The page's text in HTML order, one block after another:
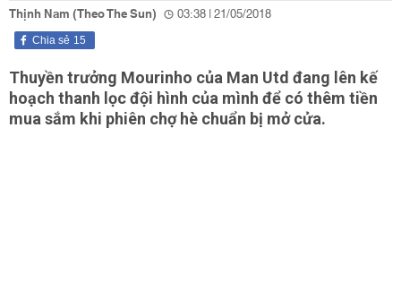
Thịnh Nam (Theo The Sun) 03:38 | 21/05/2018
15
Chia sẻ
Thuyền trưởng Mourinho của Man Utd đang lên kế
hoạch thanh lọc đội hình của mình để có thêm tiền
mua sắm khi phiên chợ hè chuẩn bị mở cửa.